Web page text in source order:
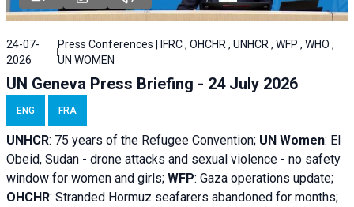
24-07-
2026
Press Conferences | IFRC , OHCHR , UNHCR , WFP , WHO ,
UN WOMEN
UN Geneva Press Briefing - 24 July 2026
ENG FRA
UNHCR: 75 years of the Refugee Convention; UN Women: El
Obeid, Sudan - drone attacks and sexual violence - no safety
window for women and girls; WFP: Gaza operations update;
OHCHR: Stranded Hormuz seafarers abandoned for months;